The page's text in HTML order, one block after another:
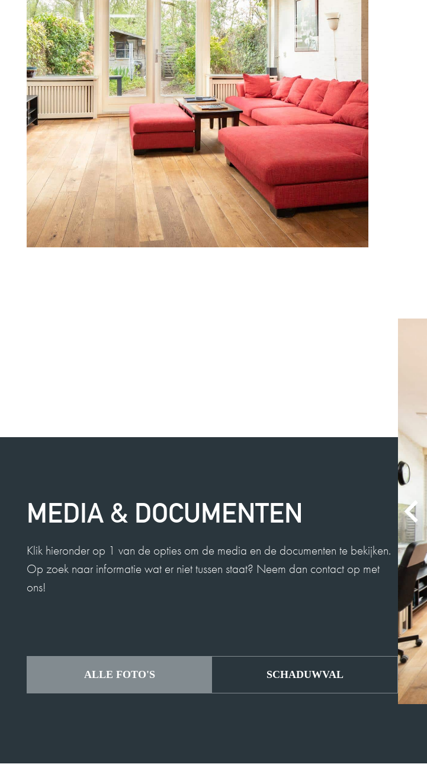
MEDIA & DOCUMENTEN
Klik hieronder op 1 van de opties om de media en de documenten te bekijken.
Op zoek naar informatie wat er niet tussen staat? Neem dan contact op met
ons!
ALLE FOTO'S SCHADUWVAL